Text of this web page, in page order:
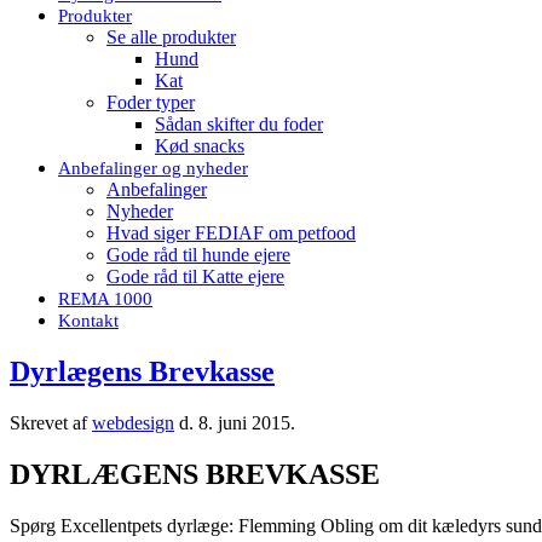
Produkter
Se alle produkter
Hund
Kat
Foder typer
Sådan skifter du foder
Kød snacks
Anbefalinger og nyheder
Anbefalinger
Nyheder
Hvad siger FEDIAF om petfood
Gode råd til hunde ejere
Gode råd til Katte ejere
REMA 1000
Kontakt
Dyrlægens Brevkasse
Skrevet afwebdesign d. 8. juni 2015.
DYRLÆGENS BREVKASSE
Spørg Excellentpets dyrlæge: Flemming Obling om dit kæledyrs